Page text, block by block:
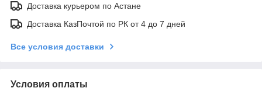
Доставка курьером по Астане
Доставка КазПочтой по РК от 4 до 7 дней
Все условия доставки
Условия оплаты